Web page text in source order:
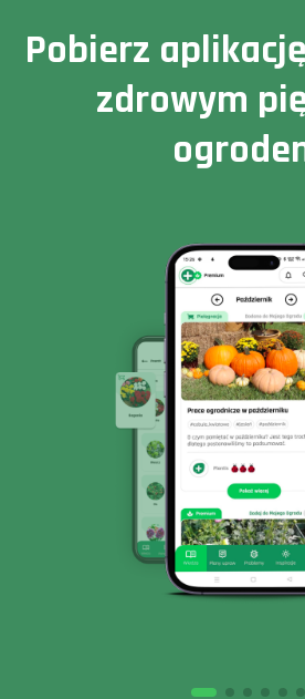
Pobierz
zdrowym